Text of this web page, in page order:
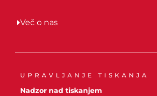
Več o nas
UPRAVLJANJE TISKANJA
Nadzor nad tiskanjem